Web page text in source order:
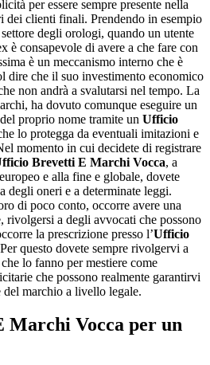
per essere sempre presente nella
dei clienti finali. Prendendo in esempio
degli orologi, quando un utente
è consapevole di avere a che fare con
è un meccanismo interno che è
dire che il suo investimento economico
non andrà a svalutarsi nel tempo. La
ha dovuto comunque eseguire un
proprio nome tramite un Ufficio
lo protegga da eventuali imitazioni e
momento in cui decidete di registrare
Brevetti E Marchi Vocca, a
e alla fine e globale, dovete
degli oneri e a determinate leggi.
di poco conto, occorre avere una
rivolgersi a degli avvocati che possono
la prescrizione presso l’Ufficio
questo dovete sempre rivolgervi a
lo fanno per mestiere come
che possono realmente garantirvi
del marchio a livello legale.
Marchi Vocca per un